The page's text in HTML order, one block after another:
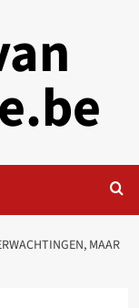
MAAR